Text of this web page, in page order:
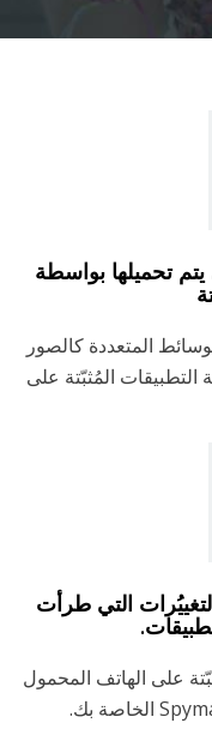
يتم تحميلها بواسطة
المتعددة كالصور
التطبيقات المُثبّتة على
التي طرأت
على الهاتف المحمول